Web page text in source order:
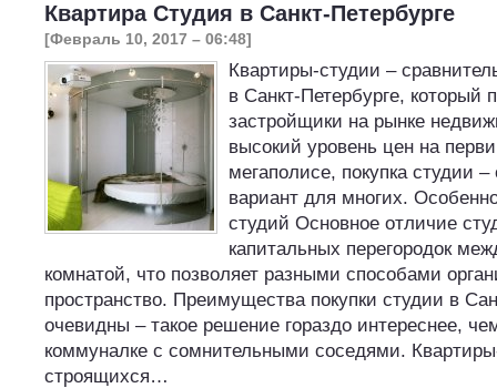
Квартира Студия в Санкт-Петербурге
[Февраль 10, 2017 – 06:48]
Квартиры-студии –
в Санкт-Петербурге, который
застройщики на рынке
высокий уровень цен на
мегаполисе, покупка студии
вариант для многих.
студий Основное отличие
капитальных перегородок
комнатой, что позволяет разными способами
пространство. Преимущества покупки студии в
очевидны – такое решение гораздо интереснее,
коммуналке с сомнительными соседями.
строящихся…